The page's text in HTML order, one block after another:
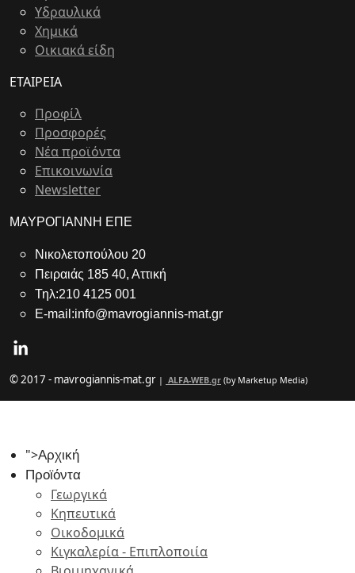
Υδραυλικά
Χημικά
Οικιακά είδη
ΕΤΑΙΡΕΙΑ
Προφίλ
Προσφορές
Νέα προϊόντα
Επικοινωνία
Newsletter
ΜΑΥΡΟΓΙΑΝΝΗ ΕΠΕ
Νικολετοπούλου 20
Πειραιάς 185 40, Αττική
Τηλ:210 4125 001
E-mail:info@mavrogiannis-mat.gr
© 2017 - mavrogiannis-mat.gr | ALFA-WEB.gr (by Marketup Media)
">Αρχική
Προϊόντα
Γεωργικά
Κηπευτικά
Οικοδομικά
Κιγκαλερία - Επιπλοποιία